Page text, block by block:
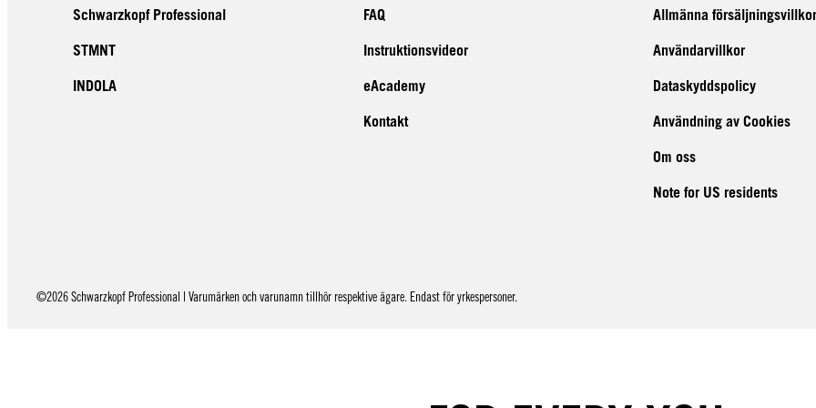
Schwarzkopf Professional
STMNT
INDOLA
FAQ
Instruktionsvideor
eAcademy
Kontakt
Allmänna försäljningsvillkor
Användarvillkor
Dataskyddspolicy
Användning av Cookies
Om oss
Note for US residents
©2026 Schwarzkopf Professional | Varumärken och varunamn tillhör respektive ägare. Endast för yrkespersoner.